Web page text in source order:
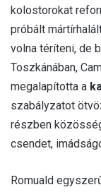
kolostorokat
próbált
volna téríteni, de
Toszkánában,
megalapította a
szabályzatot
részben
csendet,
Romuald